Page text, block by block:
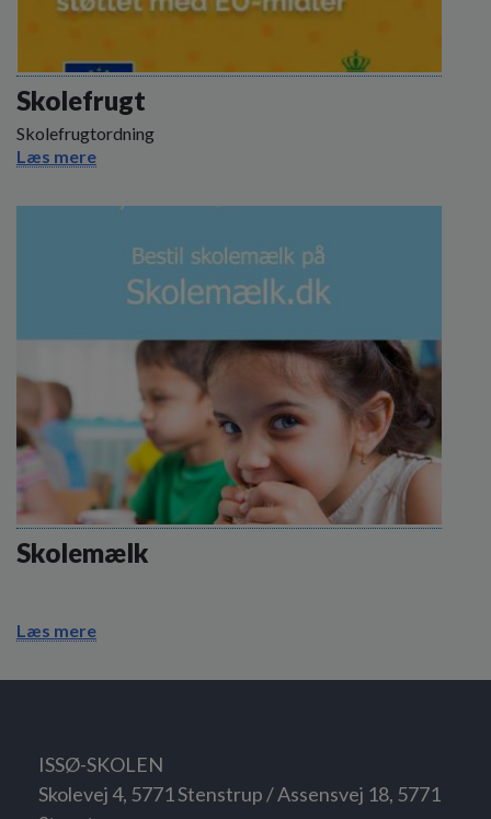
Skolefrugt
Skolefrugtordning
Læs mere
Skolemælk
Læs mere
ISSØ-SKOLEN
Skolevej 4, 5771 Stenstrup / Assensvej 18, 5771